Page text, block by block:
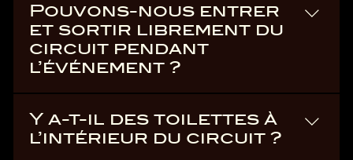
réduite peuvent accéder au
circuit, aux zones d’accueil et
aux différentes animations. Un
accès PMR aux tribunes est
Pouvons-nous entrer
et sortir librement du
circuit pendant
l’événement ?
circuit est définitive.
Y a-t-il des toilettes à
l’intérieur du circuit ?